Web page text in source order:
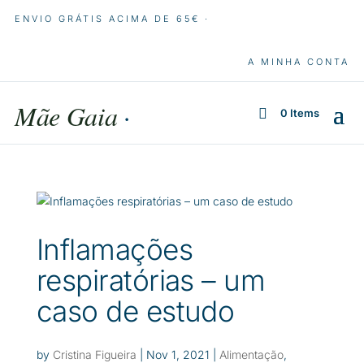
ENVIO GRÁTIS ACIMA DE 65€ ·
A MINHA CONTA
Mãe Gaia · 0 Items
Inflamações
respiratórias – um
caso de estudo
by Cristina Figueira Nov 1, 2021 Alimentação,